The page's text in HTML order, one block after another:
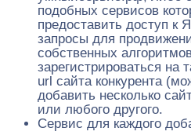
подобных сервисов
предоставить доступ к
запросы для
собственных
зарегистрироваться на
url сайта конкурента
добавить несколько
или любого другого.
Сервис для каждого